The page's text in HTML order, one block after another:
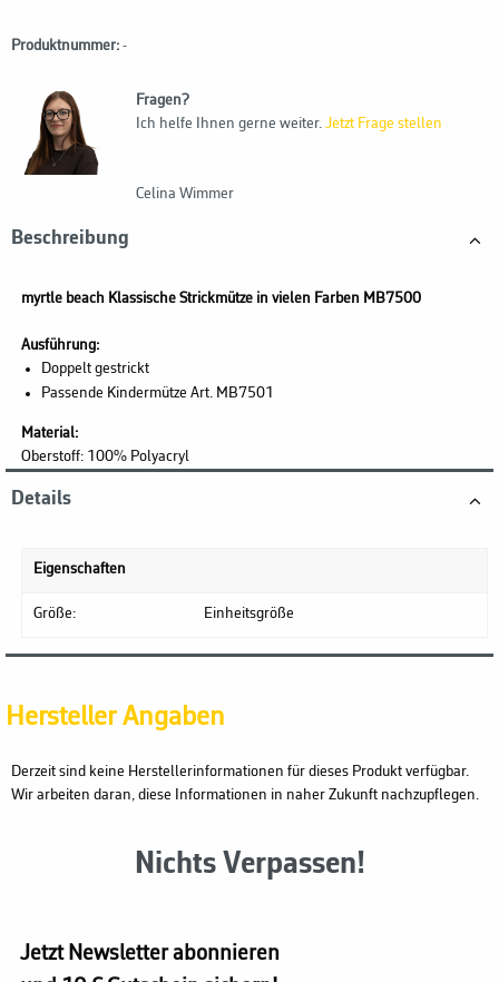
Produktnummer: -
Fragen?
Ich helfe Ihnen gerne weiter. Jetzt Frage stellen
Celina Wimmer
Beschreibung
myrtle beach Klassische Strickmütze in vielen Farben MB7500
Ausführung:
Doppelt gestrickt
Passende Kindermütze Art. MB7501
Material:
Oberstoff: 100% Polyacryl
Details
Eigenschaften
Größe: Einheitsgröße
Hersteller Angaben
Derzeit sind keine Herstellerinformationen für dieses Produkt verfügbar.
Wir arbeiten daran, diese Informationen in naher Zukunft nachzupflegen.
Nichts Verpassen!
Jetzt Newsletter abonnieren